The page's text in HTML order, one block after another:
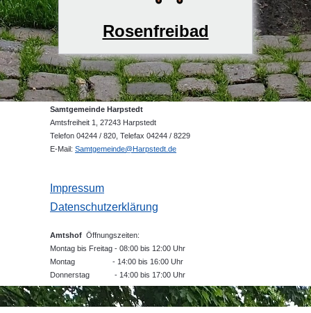
Rosenfreibad
Samtgemeinde Harpstedt
Amtsfreiheit 1, 27243 Harpstedt
Telefon 04244 / 820, Telefax 04244 / 8229
E-Mail: Samtgemeinde@Harpstedt.de
Impressum
Datenschutzerklärung
Amtshof Öffnungszeiten:
Montag bis Freitag - 08:00 bis 12:00 Uhr
Montag - 14:00 bis 16:00 Uhr
Donnerstag - 14:00 bis 17:00 Uhr